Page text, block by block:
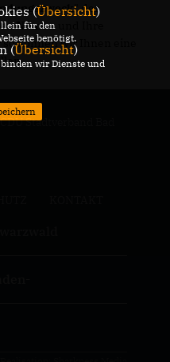
" der
Namen
können wir Ihnen eine
Stadtverband Bad
(Übersicht)
für den
benötigt.
(Übersicht)
wir Dienste und